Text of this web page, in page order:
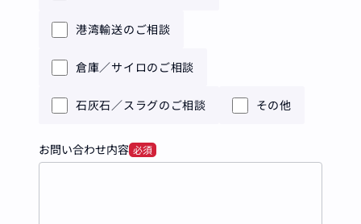
港湾輸送のご相談
倉庫／サイロのご相談
石灰石／スラグのご相談 その他
お問い合わせ内容 必須